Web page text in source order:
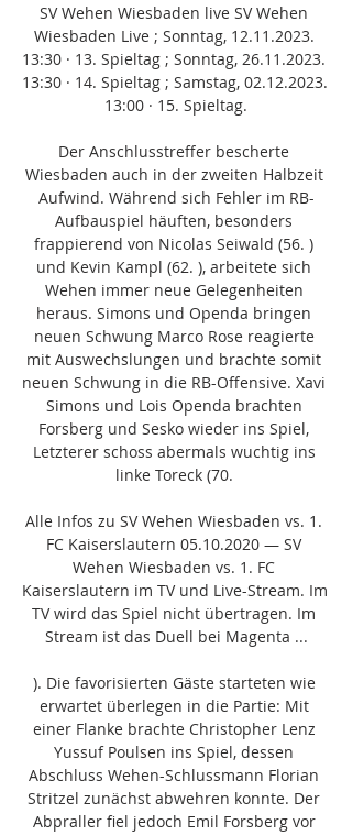
SV Wehen Wiesbaden live SV Wehen
Wiesbaden Live ; Sonntag, 12.11.2023.
13:30 · 13. Spieltag ; Sonntag, 26.11.2023.
13:30 · 14. Spieltag ; Samstag, 02.12.2023.
13:00 · 15. Spieltag.
Der Anschlusstreffer bescherte
Wiesbaden auch in der zweiten Halbzeit
Aufwind. Während sich Fehler im RB-
Aufbauspiel häuften, besonders
frappierend von Nicolas Seiwald (56. )
und Kevin Kampl (62. ), arbeitete sich
Wehen immer neue Gelegenheiten
heraus. Simons und Openda bringen
neuen Schwung Marco Rose reagierte
mit Auswechslungen und brachte somit
neuen Schwung in die RB-Offensive. Xavi
Simons und Lois Openda brachten
Forsberg und Sesko wieder ins Spiel,
Letzterer schoss abermals wuchtig ins
linke Toreck (70.
Alle Infos zu SV Wehen Wiesbaden vs. 1.
FC Kaiserslautern 05.10.2020 — SV
Wehen Wiesbaden vs. 1. FC
Kaiserslautern im TV und Live-Stream. Im
TV wird das Spiel nicht übertragen. Im
Stream ist das Duell bei Magenta ...
). Die favorisierten Gäste starteten wie
erwartet überlegen in die Partie: Mit
einer Flanke brachte Christopher Lenz
Yussuf Poulsen ins Spiel, dessen
Abschluss Wehen-Schlussmann Florian
Stritzel zunächst abwehren konnte. Der
Abpraller fiel jedoch Emil Forsberg vor